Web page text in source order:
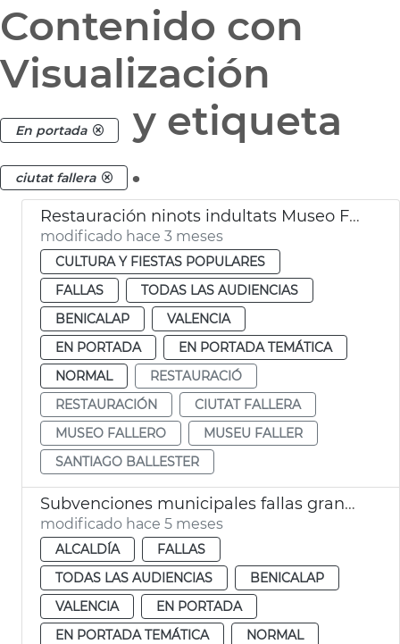
Contenido con
Visualización
En portada y etiqueta
ciutat fallera .
Restauración ninots indultats Museo Fallero València
modificado hace 3 meses
CULTURA Y FIESTAS POPULARES
FALLAS
TODAS LAS AUDIENCIAS
BENICALAP
VALENCIA
EN PORTADA
EN PORTADA TEMÁTICA
NORMAL
RESTAURACIÓ
RESTAURACIÓN
CIUTAT FALLERA
MUSEO FALLERO
MUSEU FALLER
SANTIAGO BALLESTER
Subvenciones municipales fallas grandes e infantiles València
modificado hace 5 meses
ALCALDÍA
FALLAS
TODAS LAS AUDIENCIAS
BENICALAP
VALENCIA
EN PORTADA
EN PORTADA TEMÁTICA
NORMAL